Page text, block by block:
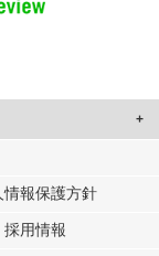
コンテンツや広告の
しています。
情報保護方針
採用情報